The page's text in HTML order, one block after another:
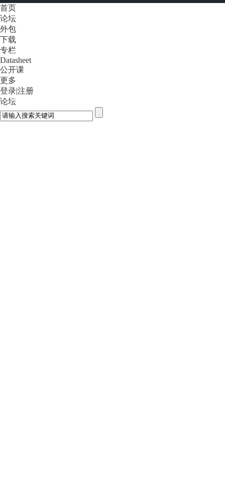
首页
论坛
外包
下载
专栏
Datasheet
公开课
更多
登录|注册
论坛